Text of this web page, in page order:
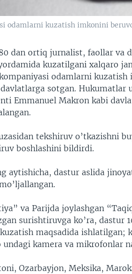
odamlarni kuzatish imkonini
dan ortiq jurnalist, faollar va
kuzatilgani xalqaro
odamlarni kuzatish
sotgan. Hukumatlar
Emmanuel Makron kabi
tekshiruv o’tkazishni
boshlashini bildirdi.
aytishicha, dastur aslida
va Parijda joylashgan
surishtiruvga ko’ra, dastur
maqsadida ishlatilgan;
kamera va mikrofonlar
Ozarbayjon, Meksika,